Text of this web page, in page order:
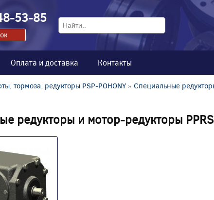
53-85
Оплата и доставка Контакты
тормоза, редукторы PSP-POHONY » Специальные
редукторы и мотор-редукторы PPRS